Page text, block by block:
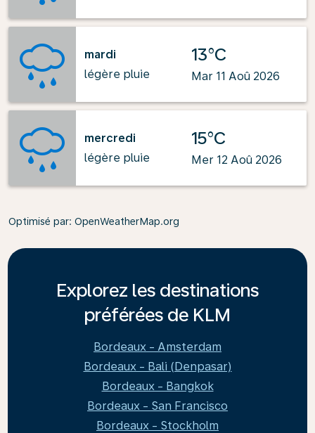
mardi
légère pluie
13°C
Mar 11 Aoû 2026
mercredi
légère pluie
15°C
Mer 12 Aoû 2026
Optimisé par: OpenWeatherMap.org
Explorez les destinations
préférées de KLM
Bordeaux - Amsterdam
Bordeaux - Bali (Denpasar)
Bordeaux - Bangkok
Bordeaux - San Francisco
Bordeaux - Stockholm